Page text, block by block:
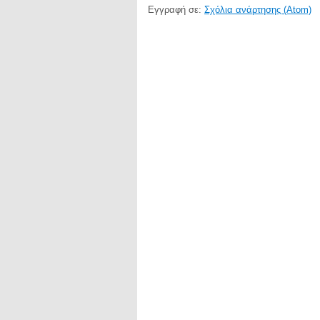
Εγγραφή σε: Σχόλια ανάρτησης (Atom)